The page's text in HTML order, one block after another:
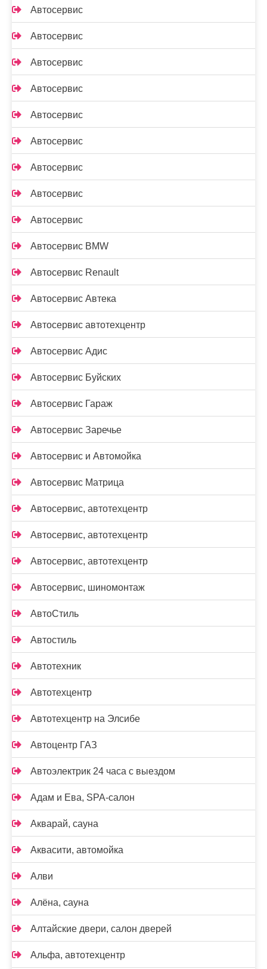
Автосервис
Автосервис
Автосервис
Автосервис
Автосервис
Автосервис
Автосервис
Автосервис
Автосервис
Автосервис BMW
Автосервис Renault
Автосервис Автека
Автосервис автотехцентр
Автосервис Адис
Автосервис Буйских
Автосервис Гараж
Автосервис Заречье
Автосервис и Автомойка
Автосервис Матрица
Автосервис, автотехцентр
Автосервис, автотехцентр
Автосервис, автотехцентр
Автосервис, шиномонтаж
АвтоСтиль
Автостиль
Автотехник
Автотехцентр
Автотехцентр на Элсибе
Автоцентр ГАЗ
Автоэлектрик 24 часа с выездом
Адам и Ева, SPA-салон
Акварай, сауна
Аквасити, автомойка
Алви
Алёна, сауна
Алтайские двери, салон дверей
Альфа, автотехцентр